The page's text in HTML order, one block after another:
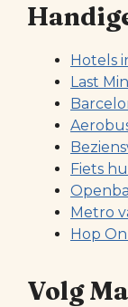
Hotels
Last
Fiets
Metro
Hop
Volg